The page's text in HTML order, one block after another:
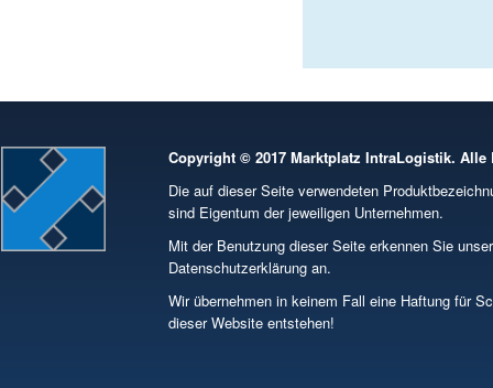
Copyright © 2017 Marktplatz IntraLogistik. Alle
Die auf dieser Seite verwendeten
sind Eigentum der jeweiligen Unternehmen.
Mit der Benutzung dieser Seite erkennen Sie
Datenschutzerklärung an.
Wir übernehmen in keinem Fall eine Haftung für
dieser Website entstehen!